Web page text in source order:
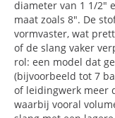
diameter van 1 1/2"
maat zoals 8". De
vormvaster, wat
of de slang vaker
rol: een model dat
(bijvoorbeeld tot 7
of leidingwerk meer
waarbij vooral